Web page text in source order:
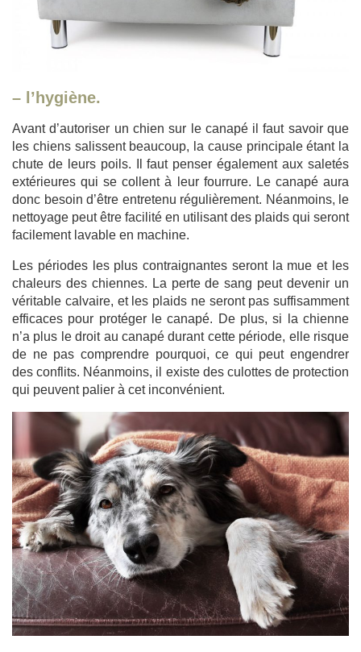
– l’hygiène.
Avant d’autoriser un chien sur le canapé il faut savoir que
les chiens salissent beaucoup, la cause principale étant la
chute de leurs poils. Il faut penser également aux saletés
extérieures qui se collent à leur fourrure. Le canapé aura
donc besoin d’être entretenu régulièrement. Néanmoins, le
nettoyage peut être facilité en utilisant des plaids qui seront
facilement lavable en machine.
Les périodes les plus contraignantes seront la mue et les
chaleurs des chiennes. La perte de sang peut devenir un
véritable calvaire, et les plaids ne seront pas suffisamment
efficaces pour protéger le canapé. De plus, si la chienne
n’a plus le droit au canapé durant cette période, elle risque
de ne pas comprendre pourquoi, ce qui peut engendrer
des conflits. Néanmoins, il existe des culottes de protection
qui peuvent palier à cet inconvénient.